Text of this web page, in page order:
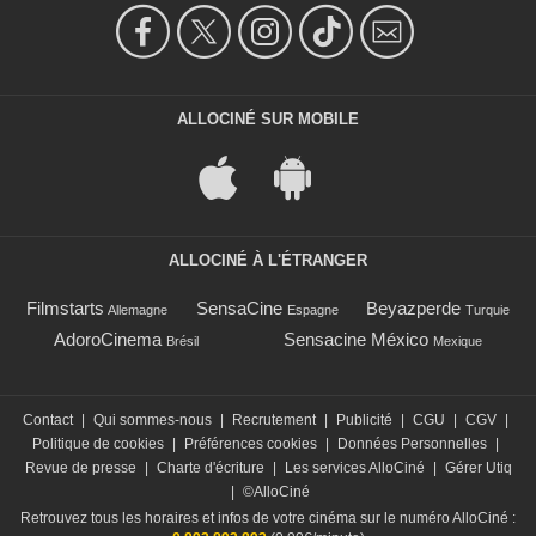
ALLOCINÉ SUR MOBILE
ALLOCINÉ À L'ÉTRANGER
Filmstarts Allemagne SensaCine Espagne Beyazperde Turquie
AdoroCinema Brésil Sensacine México Mexique
Contact Qui sommes-nous Recrutement Publicité CGU CGV
Politique de cookies
Préférences cookies Données Personnelles
Revue de presse
Charte d'écriture Les services AlloCiné
Gérer Utiq
©AlloCiné
Retrouvez tous les horaires et infos de votre cinéma sur le numéro AlloCiné :